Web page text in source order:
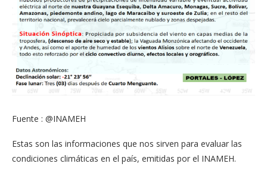
Fuente : @INAMEH
Estas son las informaciones que nos sirven para evaluar las
condiciones climáticas en el país, emitidas por el INAMEH.